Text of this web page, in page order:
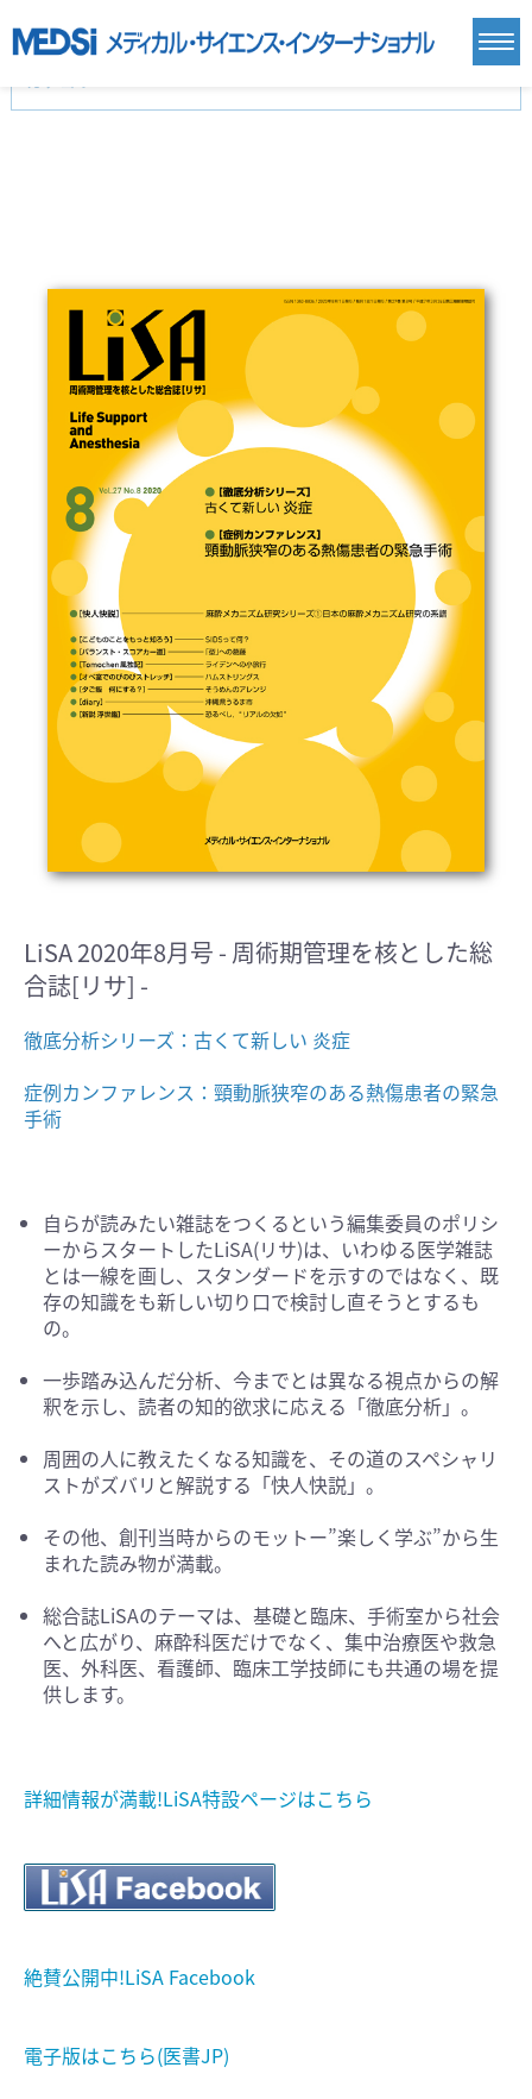
基礎医学(93)
基礎医学関連科学(80)
自然科学(25)
看護学(21)
医療技術(16)
歯科学(3)
保健・体育(1)
医学一般(91)
LiSA 2020年8月号 - 周術期管理を核とした総
合誌[リサ] -
徹底分析シリーズ：古くて新しい 炎症
症例カンファレンス：頸動脈狭窄のある熱傷患者の緊急
手術
自らが読みたい雑誌をつくるという編集委員のポリシ
ーからスタートしたLiSA(リサ)は、いわゆる医学雑誌
とは一線を画し、スタンダードを示すのではなく、既
存の知識をも新しい切り口で検討し直そうとするも
の。
一歩踏み込んだ分析、今までとは異なる視点からの解
釈を示し、読者の知的欲求に応える「徹底分析」。
周囲の人に教えたくなる知識を、その道のスペシャリ
ストがズバリと解説する「快人快説」。
その他、創刊当時からのモットー”楽しく学ぶ”から生
まれた読み物が満載。
総合誌LiSAのテーマは、基礎と臨床、手術室から社会
へと広がり、麻酔科医だけでなく、集中治療医や救急
医、外科医、看護師、臨床工学技師にも共通の場を提
供します。
詳細情報が満載!LiSA特設ページはこちら
絶賛公開中!LiSA Facebook
電子版はこちら(医書JP)